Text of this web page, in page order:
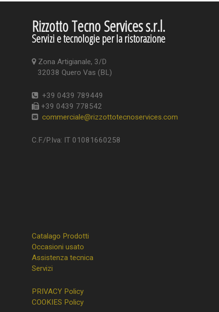
Rizzotto Tecno Services s.r.l.
Servizi e tecnologie per la ristorazione
Zona Artigianale, 3/D
32038 Quero Vas (BL)
+39 0439 789449
+39 0439 778542
commerciale@rizzottotecnoservices.com
C.F./P.Iva: IT 01081660258
Catalago Prodotti
Occasioni usato
Assistenza tecnica
Servizi
PRIVACY Policy
COOKIES Policy